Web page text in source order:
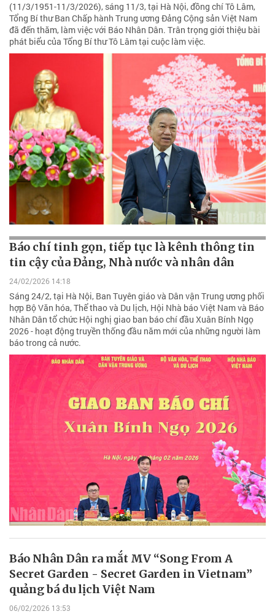
(11/3/1951-11/3/2026), sáng 11/3, tại Hà Nội, đồng chí Tô Lâm,
Tổng Bí thư Ban Chấp hành Trung ương Đảng Cộng sản Việt Nam
đã đến thăm, làm việc với Báo Nhân Dân. Trân trọng giới thiệu bài
phát biểu của Tổng Bí thư Tô Lâm tại cuộc làm việc.
Báo chí tinh gọn, tiếp tục là kênh thông tin
tin cậy của Đảng, Nhà nước và nhân dân
24/02/2026 14:18
Sáng 24/2, tại Hà Nội, Ban Tuyên giáo và Dân vận Trung ương phối
hợp Bộ Văn hóa, Thể thao và Du lịch, Hội Nhà báo Việt Nam và Báo
Nhân Dân tổ chức Hội nghị giao ban báo chí đầu Xuân Bính Ngọ
2026 - hoạt động truyền thống đầu năm mới của những người làm
báo trong cả nước.
Báo Nhân Dân ra mắt MV “Song From A
Secret Garden - Secret Garden in Vietnam”
quảng bá du lịch Việt Nam
06/02/2026 13:53